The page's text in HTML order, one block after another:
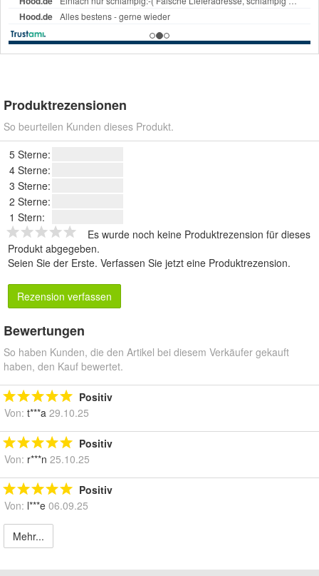
Produktrezensionen
So beurteilen Kunden dieses Produkt.
5 Sterne:
4 Sterne:
3 Sterne:
2 Sterne:
1 Stern:
Es wurde noch keine Produktrezension für dieses
Produkt abgegeben.
Seien Sie der Erste. Verfassen Sie jetzt eine Produktrezension.
Rezension verfassen
Bewertungen
So haben Kunden, die den Artikel bei diesem Verkäufer gekauft
haben, den Kauf bewertet.
Positiv
Von: t***a 29.10.25
Positiv
Von: r***n 25.10.25
Positiv
Von: l***e 06.09.25
Mehr...